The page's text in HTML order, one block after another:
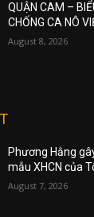
QUẬN CAM –
CHỐNG CA NÔ
August 8, 2026
Phương Hằng
mẫu XHCN của
August 7, 2026